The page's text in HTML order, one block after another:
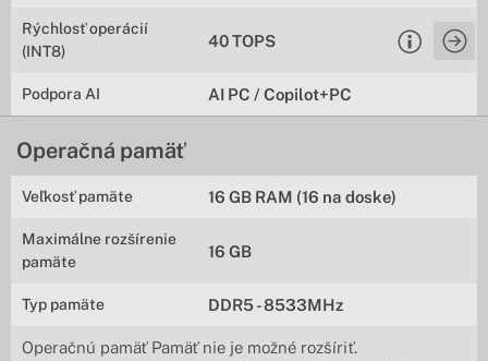
Rýchlosť operácií
(INT8)
40 TOPS
Podpora AI AI PC / Copilot+PC
Operačná pamäť
Veľkosť pamäte 16 GB RAM (16 na doske)
Maximálne rozšírenie
pamäte
16 GB
Typ pamäte DDR5 - 8533MHz
Operačnú pamäť Pamäť nie je možné rozšíriť.